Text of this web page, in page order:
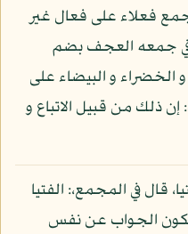
فعلاء على فعال غير
جمعه العجف بضم
الخضراء و البيضاء على
ذلك من قبيل الاتباع و
قال في المجمع،: الفتيا
الجواب عن نفس